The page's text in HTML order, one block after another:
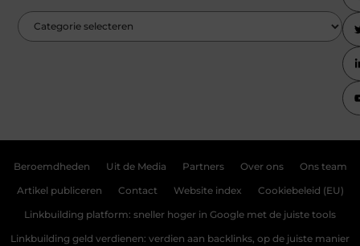
Beroemdheden Uit de Media Partners Over ons Ons team
Artikel publiceren Contact Website index Cookiebeleid (EU)
Linkbuilding platform: sneller hoger in Google met de juiste tools
Linkbuilding geld verdienen: verdien aan backlinks, op de juiste manier